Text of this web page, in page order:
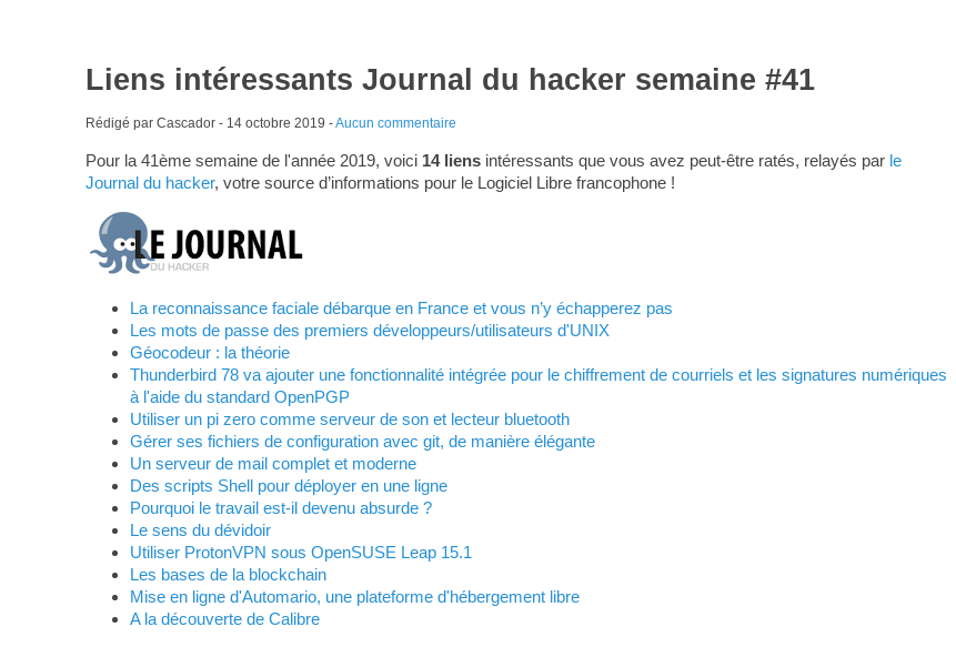
Liens intéressants Journal du hacker semaine #41
Rédigé par Cascador - 14 octobre 2019 -Aucun commentaire
Pour la 41ème semaine de l'année 2019, voici 14 liensintéressants que vous avez peut-être ratés, relayés par le
Journal du hacker, votre source d’informations pour le Logiciel Libre francophone !
La reconnaissance faciale débarque en France et vous n’y échapperez pas
Les mots de passe des premiers développeurs/utilisateurs d'UNIX
Géocodeur : la théorie
Thunderbird 78 va ajouter une fonctionnalité intégrée pour le chiffrement de courriels et les signatures numériques
à l'aide du standard OpenPGP
Utiliser un pi zero comme serveur de son et lecteur bluetooth
Gérer ses fichiers de configuration avec git, de manière élégante
Un serveur de mail complet et moderne
Des scripts Shell pour déployer en une ligne
Pourquoi le travail est-il devenu absurde ?
Le sens du dévidoir
Utiliser ProtonVPN sous OpenSUSE Leap 15.1
Les bases de la blockchain
Mise en ligne d'Automario, une plateforme d'hébergement libre
A la découverte de Calibre